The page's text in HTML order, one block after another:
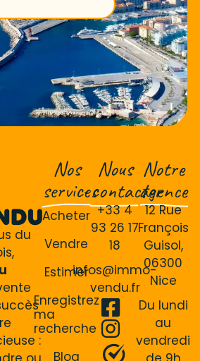
du
:
Nos
services
Acheter
Vendre
Estimer
Enregistrez
ma
recherche
Blog
Nous
contacter
+33 4
93 26 17
18
infos@immo-
vendu.fr
Notre
agence
12 Rue
François
Guisol,
06300
Nice
Du lundi
au
vendredi